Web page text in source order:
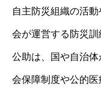
自主防災組織の活
会が運営する防災訓
公助は、国や自治
会保障制度や公的